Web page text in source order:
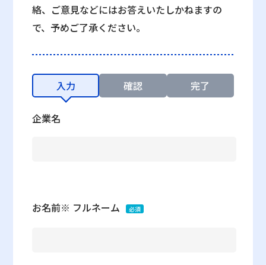
絡、ご意見などにはお答えいたしかねますの
で、予めご了承ください。
入力 確認 完了
企業名
お名前※ フルネーム 必須